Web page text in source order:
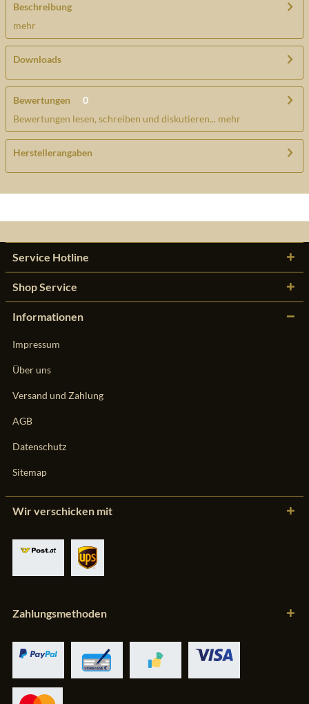
Beschreibung
mehr
Downloads
Bewertungen
0
Bewertungen lesen, schreiben und diskutieren... mehr
Herstellerangaben
Service Hotline
Shop Service
Informationen
Impressum
Über uns
Versand und Zahlung
AGB
Datenschutz
Sitemap
Wir verschicken mit
Zahlungsmethoden